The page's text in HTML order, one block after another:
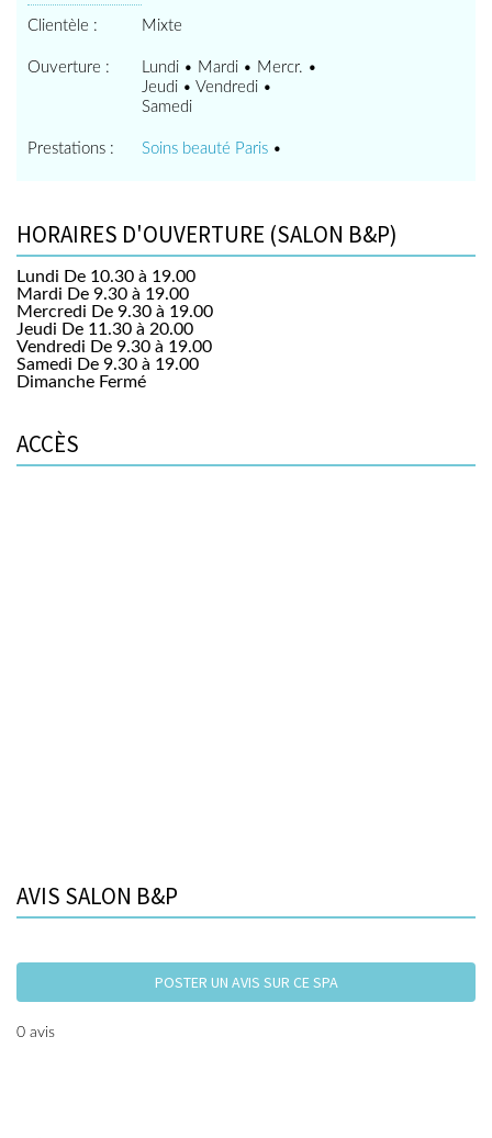
Clientèle : Mixte
Ouverture :
Lundi • Mardi • Mercr. •
Jeudi • Vendredi •
Samedi
Prestations : Soins beauté Paris •
HORAIRES D'OUVERTURE (SALON B&P)
Lundi De 10.30 à 19.00
Mardi De 9.30 à 19.00
Mercredi De 9.30 à 19.00
Jeudi De 11.30 à 20.00
Vendredi De 9.30 à 19.00
Samedi De 9.30 à 19.00
Dimanche Fermé
ACCÈS
AVIS SALON B&P
POSTER UN AVIS SUR CE SPA
0 avis